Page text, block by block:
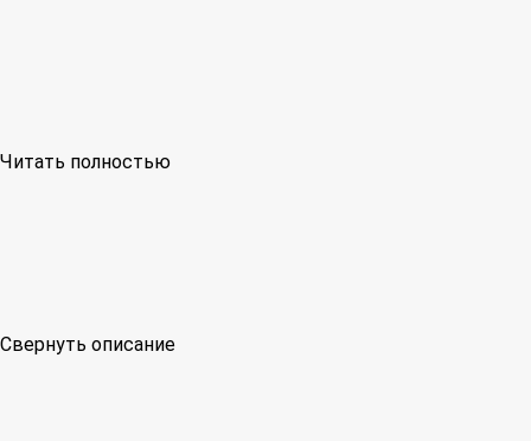
Читать полностью
Свернуть описание